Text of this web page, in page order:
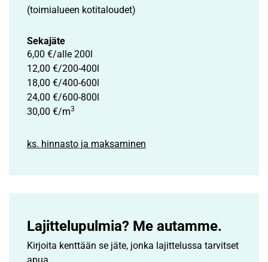
(toimialueen kotitaloudet)
Sekajäte
6,00 €/alle 200l
12,00 €/200-400l
18,00 €/400-600l
24,00 €/600-800l
30,00 €/m3
ks. hinnasto ja maksaminen
Lajittelupulmia? Me autamme.
Kirjoita kenttään se jäte, jonka lajittelussa tarvitset